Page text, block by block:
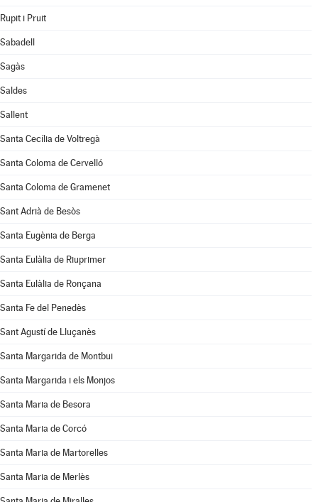
Rupit i Pruit
Sabadell
Sagàs
Saldes
Sallent
Santa Cecília de Voltregà
Santa Coloma de Cervelló
Santa Coloma de Gramenet
Sant Adrià de Besòs
Santa Eugènia de Berga
Santa Eulàlia de Riuprimer
Santa Eulàlia de Ronçana
Santa Fe del Penedès
Sant Agustí de Lluçanès
Santa Margarida de Montbui
Santa Margarida i els Monjos
Santa Maria de Besora
Santa Maria de Corcó
Santa Maria de Martorelles
Santa Maria de Merlès